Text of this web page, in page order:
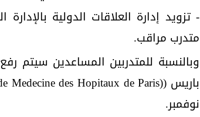
- تزويد إدارة العلاقات الدولية
متدرب مراقب.
وبالنسبة للمتدربين المساعدين
نوفمبر.